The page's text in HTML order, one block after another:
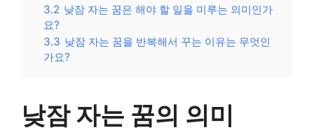
3.2 낮잠 자는 꿈은 해야 할 일을 미루는 의미인가
요?
3.3 낮잠 자는 꿈을 반복해서 꾸는 이유는 무엇인
가요?
낮잠 자는 꿈의 의미